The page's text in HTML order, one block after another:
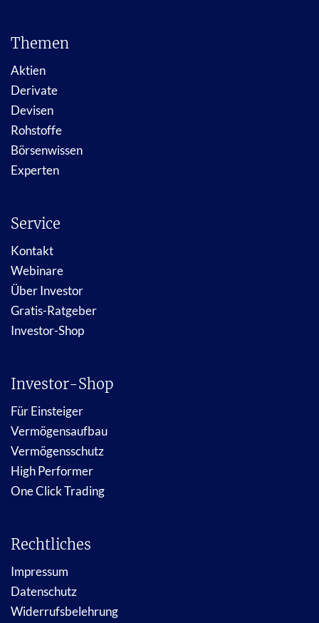
Themen
Aktien
Derivate
Devisen
Rohstoffe
Börsenwissen
Experten
Service
Kontakt
Webinare
Über Investor
Gratis-Ratgeber
Investor-Shop
Investor-Shop
Für Einsteiger
Vermögensaufbau
Vermögensschutz
High Performer
One Click Trading
Rechtliches
Impressum
Datenschutz
Widerrufsbelehrung